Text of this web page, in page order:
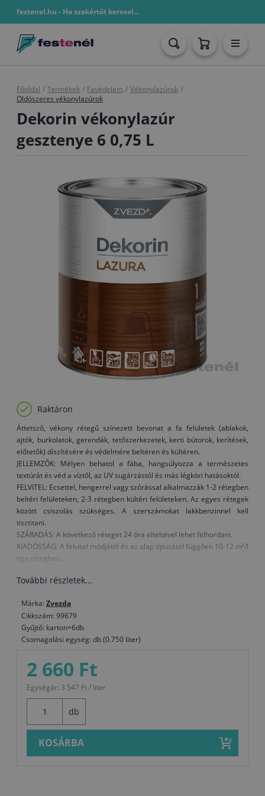
festenel.hu - Ha szakértőt keresel...
Főoldal / Termékek / Favédelem / Vékonylazúrok /
Oldószeres vékonylazúrok
Dekorin vékonylazúr
gesztenye 6 0,75 L
Raktáron
Áttetsző, vékony rétegű színezett bevonat a fa felületek (ablakok,
ajtók, burkolatok, gerendák, tetőszerkezetek, kerti bútorok, kerítések,
előtetők) díszítésére és védelmére beltéren és kültéren.
JELLEMZŐK: Mélyen behatol a fába, hangsúlyozza a természetes
textúrát és véd a víztől, az UV sugárzástól és más légköri hatásoktól.
FELVITEL: Ecsettel, hengerrel vagy szórással alkalmazzák 1-2 rétegben
beltéri felületeken, 2-3 rétegben kültéri felületeken. Az egyes rétegek
között csiszolás szükséges. A szerszámokat lakkbenzinnel kell
tisztitani.
SZÁRADÁS: A következő réteget 24 óra elteltével lehet felhordani.
KIADÓSSÁG: A felvitel módjától és az alap típusától függően 10-12 m²/l
egy rétegben.
További részletek...
Márka: Zvezda
Cikkszám: 99679
Gyűjtő: karton=6db
Csomagolási egység: db (0.750 liter)
2 660 Ft
Egységár: 3 547 Ft / liter
db
KOSÁRBA